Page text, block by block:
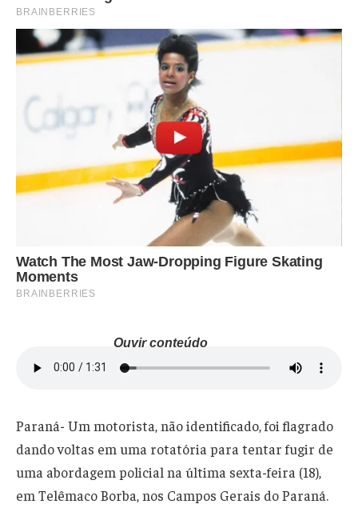
Ouvir conteúdo
Paraná- Um motorista, não identificado, foi flagrado
dando voltas em uma rotatória para tentar fugir de
uma abordagem policial na última sexta-feira (18),
em Telêmaco Borba, nos Campos Gerais do Paraná.